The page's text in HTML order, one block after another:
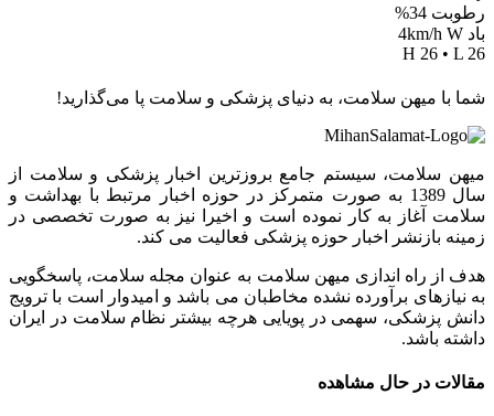
رطوبت 34%
باد 4km/h W
H 26 • L 26
شما با میهن سلامت، به دنیای پزشکی و سلامت پا می‌گذارید!
میهن سلامت، سیستم جامع بروزترین اخبار پزشکی و سلامت از
سال 1389 به صورت متمرکز در حوزه اخبار مرتبط با بهداشت و
سلامت آغاز به کار نموده است و اخیرا نیز به صورت تخصصی در
زمینه بازنشر اخبار حوزه پزشکی فعالیت می کند.
هدف از راه اندازی میهن سلامت به عنوان مجله سلامت، پاسخگویی
به نیازهای برآورده نشده مخاطبان می باشد و امیدوار است با ترویج
دانش پزشکی، سهمی در پویایی هرچه بیشتر نظام سلامت در ایران
داشته باشد.
مقالات در حال مشاهده